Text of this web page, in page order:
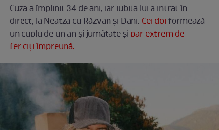
Cuza a împlinit 34 de ani, iar iubita lui a intrat în
direct, la Neatza cu Răzvan și Dani. Cei doiformează
un cuplu de un an și jumătate și par extrem de
fericiți împreună.